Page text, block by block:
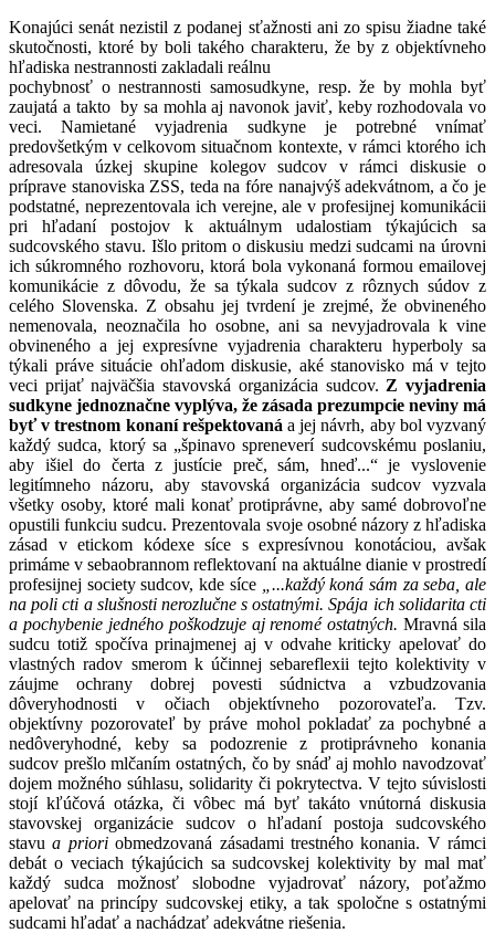
Konajúci senát nezistil z podanej sťažnosti ani zo spisu žiadne také
skutočnosti, ktoré by boli takého charakteru, že by z objektívneho
hľadiska nestrannosti zakladali reálnu
pochybnosť o nestrannosti samosudkyne, resp. že by mohla byť
zaujatá a takto by sa mohla aj navonok javiť, keby rozhodovala vo
veci. Namietané vyjadrenia sudkyne je potrebné vnímať
predovšetkým v celkovom situačnom kontexte, v rámci ktorého ich
adresovala úzkej skupine kolegov sudcov v rámci diskusie o
príprave stanoviska ZSS, teda na fóre nanajvýš adekvátnom, a čo je
podstatné, neprezentovala ich verejne, ale v profesijnej komunikácii
pri hľadaní postojov k aktuálnym udalostiam týkajúcich sa
sudcovského stavu. Išlo pritom o diskusiu medzi sudcami na úrovni
ich súkromného rozhovoru, ktorá bola vykonaná formou emailovej
komunikácie z dôvodu, že sa týkala sudcov z rôznych súdov z
celého Slovenska. Z obsahu jej tvrdení je zrejmé, že obvineného
nemenovala, neoznačila ho osobne, ani sa nevyjadrovala k vine
obvineného a jej expresívne vyjadrenia charakteru hyperboly sa
týkali práve situácie ohľadom diskusie, aké stanovisko má v tejto
veci prijať najväčšia stavovská organizácia sudcov. Z vyjadrenia
sudkyne jednoznačne vyplýva, že zásada prezumpcie neviny má
byť v trestnom konaní rešpektovaná a jej návrh, aby bol vyzvaný
každý sudca, ktorý sa „špinavo spreneverí sudcovskému poslaniu,
aby išiel do čerta z justície preč, sám, hneď...“ je vyslovenie
legitímneho názoru, aby stavovská organizácia sudcov vyzvala
všetky osoby, ktoré mali konať protiprávne, aby samé dobrovoľne
opustili funkciu sudcu. Prezentovala svoje osobné názory z hľadiska
zásad v etickom kódexe síce s expresívnou konotáciou, avšak
primáme v sebaobrannom reflektovaní na aktuálne dianie v prostredí
profesijnej society sudcov, kde síce
„...každý koná sám za seba, ale
na poli cti a slušnosti nerozlučne s ostatnými. Spája ich solidarita cti
a pochybenie jedného poškodzuje aj renomé ostatných. Mravná sila
sudcu totiž spočíva prinajmenej aj v odvahe kriticky apelovať do
vlastných radov smerom k účinnej sebareflexii tejto kolektivity v
záujme ochrany dobrej povesti súdnictva a vzbudzovania
dôveryhodnosti v očiach objektívneho pozorovateľa. Tzv.
objektívny pozorovateľ by práve mohol pokladať za pochybné a
nedôveryhodné, keby sa podozrenie z protiprávneho konania
sudcov prešlo mlčaním ostatných, čo by snáď aj mohlo navodzovať
dojem možného súhlasu, solidarity či pokrytectva. V tejto súvislosti
stojí kľúčová otázka, či vôbec má byť takáto vnútorná diskusia
stavovskej organizácie sudcov o hľadaní postoja sudcovského
stavua prioriobmedzovaná zásadami trestného konania. V rámci
debát o veciach týkajúcich sa sudcovskej kolektivity by mal mať
každý sudca možnosť slobodne vyjadrovať názory, poťažmo
apelovať na princípy sudcovskej etiky, a tak spoločne s ostatnými
sudcami hľadať a nachádzať adekvátne riešenia.